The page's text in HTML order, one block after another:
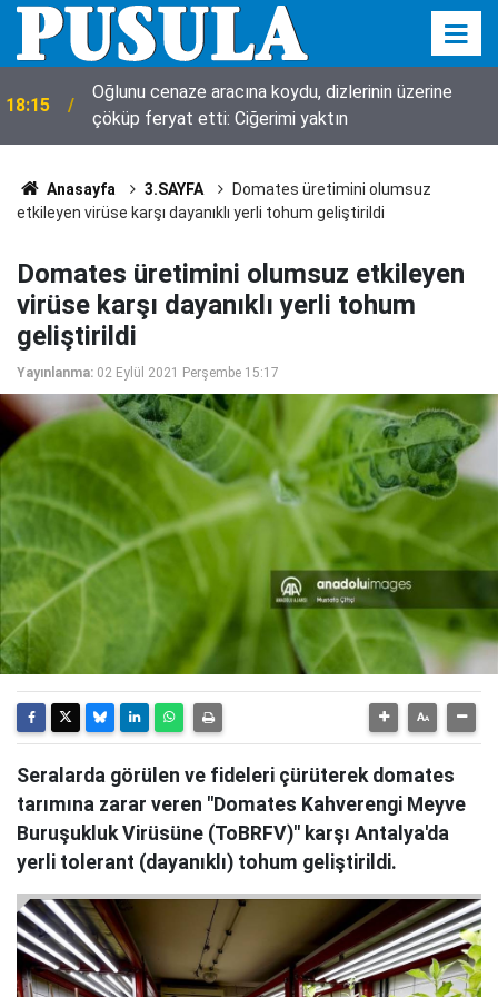
18:15
Oğlunu cenaze aracına koydu, dizlerinin üzerine
çöküp feryat etti: Ciğerimi yaktın
Anasayfa 3.SAYFA
Domates üretimini olumsuz
etkileyen virüse karşı dayanıklı yerli tohum geliştirildi
Domates üretimini olumsuz etkileyen
virüse karşı dayanıklı yerli tohum
geliştirildi
Yayınlanma: 02 Eylül 2021 Perşembe 15:17
Seralarda görülen ve fideleri çürüterek domates
tarımına zarar veren "Domates Kahverengi Meyve
Buruşukluk Virüsüne (ToBRFV)" karşı Antalya'da
yerli tolerant (dayanıklı) tohum geliştirildi.